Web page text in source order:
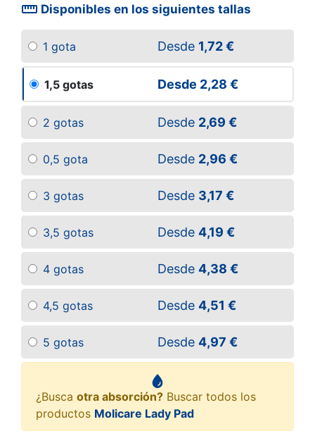
straighten Disponibles en los siguientes tallas
1 gota Desde 1,72 €
1,5 gotas Desde 2,28 €
2 gotas Desde 2,69 €
0,5 gota Desde 2,96 €
3 gotas Desde 3,17 €
3,5 gotas Desde 4,19 €
4 gotas Desde 4,38 €
4,5 gotas Desde 4,51 €
5 gotas Desde 4,97 €
¿Busca otra absorción? Buscar todos los
productos Molicare Lady Pad